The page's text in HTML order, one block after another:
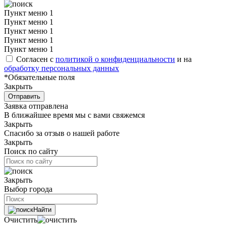
Пункт меню 1
Пункт меню 1
Пункт меню 1
Пункт меню 1
Пункт меню 1
Согласен с политикой о конфиденциальности и на
обработку персональных данных
*Обязательные поля
Закрыть
Отправить
Заявка отправлена
В ближайшее время мы с вами свяжемся
Закрыть
Спасибо за отзыв о нашей работе
Закрыть
Поиск по сайту
Закрыть
Выбор города
Найти
Очистить